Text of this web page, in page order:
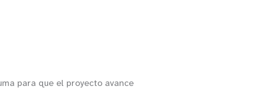
para que el proyecto avance